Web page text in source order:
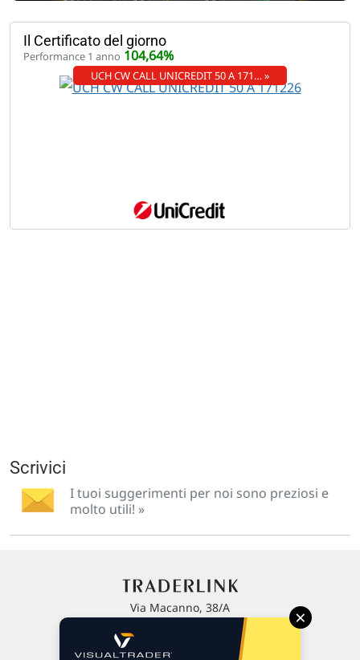
Il Certificato del giorno
Performance 1 anno 104,64%
UCH CW CALL UNICREDIT 50 A 171… »
Scrivici
I tuoi suggerimenti per noi sono preziosi e
molto utili! »
Via Macanno, 38/A
P.IVA 02 452 460 401
×